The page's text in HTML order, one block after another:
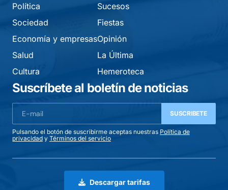
Política
Sociedad
Economía y empresas
Salud
Cultura
Sucesos
Fiestas
Opinión
La Última
Hemeroteca
Suscríbete al boletín de noticias
SUSCRIBETE
Pulsando el botón de suscribirme aceptas nuestras Política de
privacidad y Términos del servicio
Descargar tarifas